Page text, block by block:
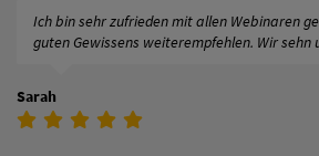
Ich bin sehr zufrieden mit allen Webinaren
guten Gewissens weiterempfehlen. Wir sehn
Sarah